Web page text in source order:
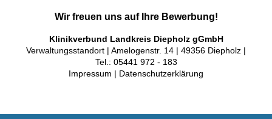
Wir freuen uns auf Ihre Bewerbung!
Klinikverbund Landkreis Diepholz gGmbH
Verwaltungsstandort | Amelogenstr. 14 | 49356 Diepholz |
Tel.: 05441 972 - 183
Impressum | Datenschutzerklärung